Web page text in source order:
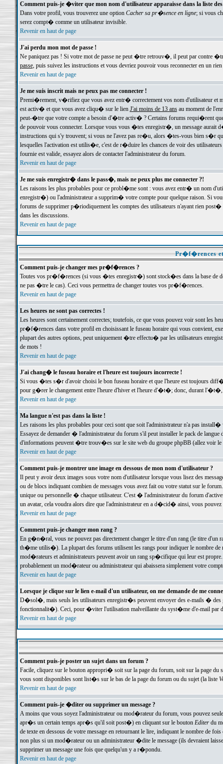
Comment puis-je �viter que mon nom d'utilisateur apparaisse dans la liste
Dans votre profil, vous trouverez une option Cacher sa pr�sence en ligne; si vous
serez compt� comme un utilisateur invisible.
Revenir en haut de page
J'ai perdu mon mot de passe !
Ne paniquez pas ! Si votre mot de passe ne peut �tre retrouv�, il peut par contre
passe, puis suivez les instructions et vous devriez pouvoir vous reconnecter en un rien
Revenir en haut de page
Je me suis inscrit mais ne peux pas me connecter !
Premi�rement, v�rifiez que vous avez entr� correctement vos nom d'utilisateur
est activ� et que vous avez cliqu� sur le lien J'ai moins de 13 ansau moment de
peut-�tre que votre compte a besoin d'�tre activ� ? Certains forums requi�rent
de pouvoir vous connecter. Lorsque vous vous �tes enregistr�, un message aurait
instructions qui s'y trouvent; si vous ne l'avez pas re�u, alors �tes-vous bien s�r
lesquelles l'activation est utilis�e, c'est de r�duire les chances de voir des
fournie est valide, essayez alors de contacter l'administrateur du forum.
Revenir en haut de page
Je me suis enregistr� dans le pass�, mais ne peux plus me connecter ?!
Les raisons les plus probables pour ce probl�me sont : vous avez entr� un nom
enregistr�) ou l'administrateur a supprim� votre compte pour quelque raison. Si
forums de supprimer p�riodiquement les comptes des utilisateurs n'ayant rien
dans les discussions.
Revenir en haut de page
Pr�f�rences
Comment puis-je changer mes pr�f�rences ?
Toutes vos pr�f�rences (si vous �tes enregistr�) sont stock�es dans la base de
ne pas �tre le cas). Ceci vous permettra de changer toutes vos pr�f�rences.
Revenir en haut de page
Les heures ne sont pas correctes !
Les heures sont certainement correctes; toutefois, ce que vous pouvez voir sont
pr�f�rences dans votre profil en choisissant le fuseau horaire qui vous convient,
plupart des autres options, peut uniquement �tre effectu� par les utilisateurs
de mots !
Revenir en haut de page
J'ai chang� le fuseau horaire et l'heure est toujours incorrecte !
Si vous �tes s�r d'avoir choisi le bon fuseau horaire et que l'heure est toujours
pour g�rer le changement entre l'heure d'hiver et l'heure d'�t�; donc, durant
Revenir en haut de page
Ma langue n'est pas dans la liste !
Les raisons les plus probables pour ceci sont que soit l'administrateur n'a pas
Essayez de demander � l'administrateur du forum s'il peut installer le pack de
d'informations peuvent �tre trouv�es sur le site web du groupe phpBB (allez voir le
Revenir en haut de page
Comment puis-je montrer une image en dessous de mon nom d'utilisateur ?
Il peut y avoir deux images sous votre nom d'utilisateur lorsque vous lisez des
ou de blocs indiquant combien de messages vous avez fait ou votre statut sur le
unique ou personnelle � chaque utilisateur. C'est � l'administrateur du forum
un avatar, cela voudra alors dire que l'administrateur en a d�cid� ainsi, vous
Revenir en haut de page
Comment puis-je changer mon rang ?
En g�n�ral, vous ne pouvez pas directement changer le titre d'un rang (le titre d'un
th�me utilis�). La plupart des forums utilisent les rangs pour indiquer le nombre de
mod�rateurs et administrateurs peuvent avoir un rang sp�cifique qui leur est
probablement un mod�rateur ou administrateur qui abaissera simplement votre
Revenir en haut de page
Lorsque je clique sur le lien e-mail d'un utilisateur, on me demande de me
D�sol�, mais seuls les utilisateurs enregistr�s peuvent envoyer des e-mails �
fonctionnalit�). Ceci, pour �viter l'utilisation malveillante du syst�me d'e-mail par
Revenir en haut de page
Comment puis-je poster un sujet dans un forum ?
Facile, cliquez sur le bouton appropri� soit sur la page du forum, soit sur la page du
vous sont disponibles sont list�s sur le bas de la page du forum ou du sujet (la liste
Revenir en haut de page
Comment puis-je �diter ou supprimer un message ?
A moins que vous soyez l'administrateur ou mod�rateur du forum, vous pouvez
apr�s un certain temps apr�s qu'il soit post�) en cliquant sur le bouton Editerdu
de texte en dessous de votre message en retournant le lire, indiquant le nombre
non plus si un mod�rateur ou un administrateur �dite le message (ils devraient
supprimer un message une fois que quelqu'un y a r�pondu.
Revenir en haut de page